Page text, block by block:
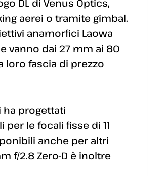
DL di Venus Optics,
aerei o tramite gimbal.
anamorfici Laowa
vanno dai 27 mm ai 80
loro fascia di prezzo
ha progettati
le focali fisse di 11
anche per altri
f/2.8 Zero-D è inoltre